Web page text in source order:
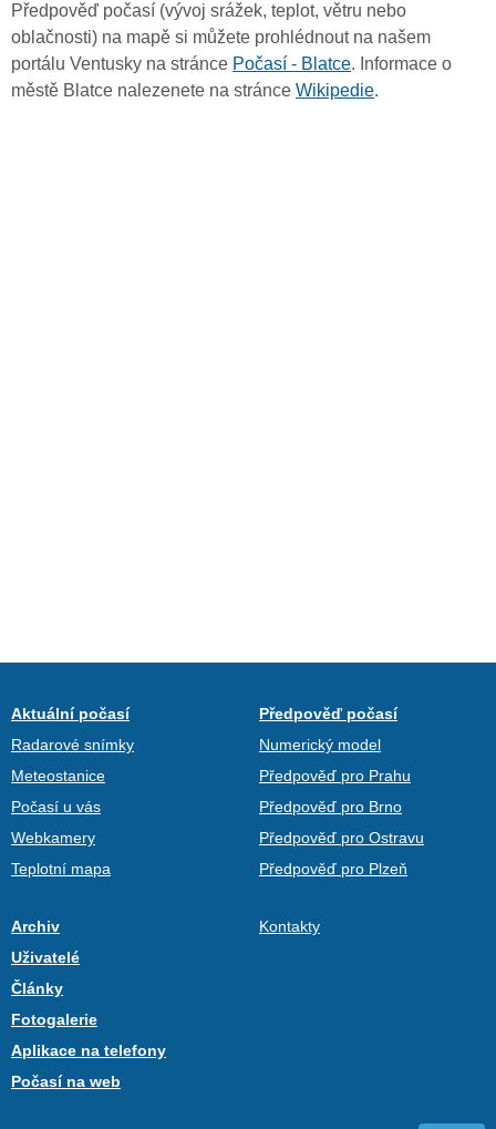
Předpověď počasí (vývoj srážek, teplot, větru nebo
oblačnosti) na mapě si můžete prohlédnout na našem
portálu Ventusky na stránce Počasí - Blatce. Informace o
městě Blatce nalezenete na stránce Wikipedie.
Aktuální počasí
Radarové snímky
Meteostanice
Počasí u vás
Webkamery
Teplotní mapa
Předpověď počasí
Numerický model
Předpověď pro Prahu
Předpověď pro Brno
Předpověď pro Ostravu
Předpověď pro Plzeň
Archiv
Uživatelé
Články
Fotogalerie
Aplikace na telefony
Počasí na web
Kontakty